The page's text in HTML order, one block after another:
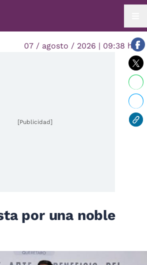
07 / agosto / 2026 | 09:38 hrs.
[Publicidad]
por una noble